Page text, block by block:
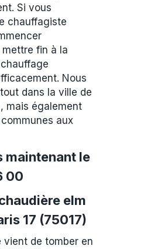
Si vous
chauffagiste
mettre fin à la
Nous
dans la ville de
mais également
aux
maintenant le
00
elm
17 (75017)
vient de tomber en